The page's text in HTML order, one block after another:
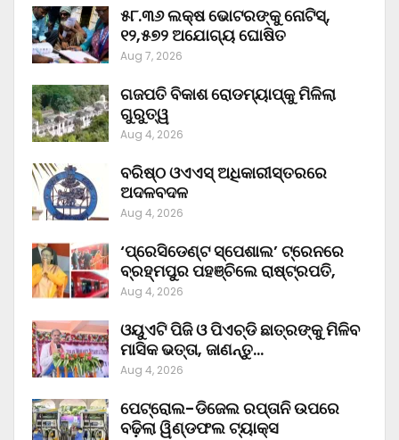
୫୮.୩୬ ଲକ୍ଷ ଭୋଟରଙ୍କୁ ନୋଟିସ୍‌,
୧୨,୫୭୨ ଅଯୋଗ୍ୟ ଘୋଷିତ
Aug 7, 2026
ଗଜପତି ବିକାଶ ରୋଡମ୍ୟାପ୍‌କୁ ମିଳିଲା
ଗୁରୁତ୍ୱ
Aug 4, 2026
ବରିଷ୍ଠ ଓଏଏସ୍‌ ଅଧିକାରୀସ୍ତରରେ
ଅଦଳବଦଳ
Aug 4, 2026
‘ପ୍ରେସିଡେଣ୍ଟ ସ୍ପେଶାଲ’ ଟ୍ରେନରେ
ବ୍ରହ୍ମପୁର ପହଞ୍ଚିଲେ ରାଷ୍ଟ୍ରପତି,
Aug 4, 2026
ଓୟୁଏଟି ପିଜି ଓ ପିଏଚ୍‌ଡି ଛାତ୍ରଙ୍କୁ ମିଳିବ
ମାସିକ ଭତ୍ତା, ଜାଣନ୍ତୁ…
Aug 4, 2026
ପେଟ୍ରୋଲ-ଡିଜେଲ ରପ୍ତାନି ଉପରେ
ବଢ଼ିଲା ୱିଣ୍ଡଫଲ ଟ୍ୟାକ୍ସ